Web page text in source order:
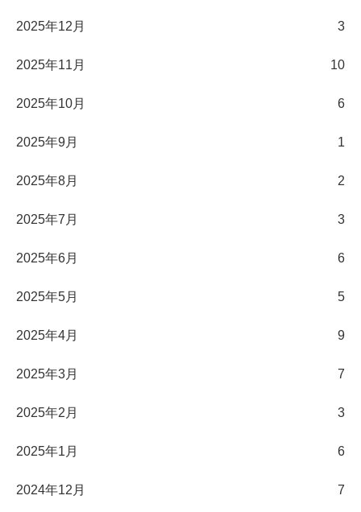
2025年12月 3
2025年11月 10
2025年10月 6
2025年9月 1
2025年8月 2
2025年7月 3
2025年6月 6
2025年5月 5
2025年4月 9
2025年3月 7
2025年2月 3
2025年1月 6
2024年12月 7